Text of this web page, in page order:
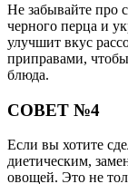
Не забывайте про
черного перца и
улучшит вкус
приправами,
блюда.
СОВЕТ №4
Если вы хотите
диетическим,
овощей. Это не